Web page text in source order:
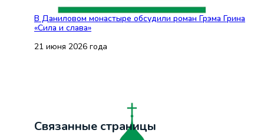
В Даниловом монастыре обсудили роман Грэма Грина
«Сила и слава»
21 июня 2026 года
Связанные страницы